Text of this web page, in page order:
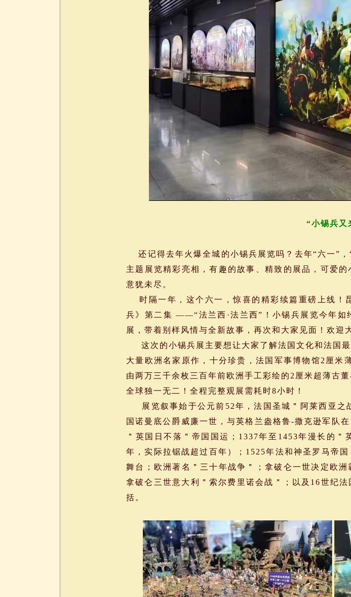
“小锡兵又
还记得去年火爆全城的小锡兵展览吗？去年“六一”
主题展览精彩亮相，有趣的故事、精致的展品，可爱
意犹未尽。
时隔一年，这个六一，惊喜的精彩续篇重磅上线！
兵》第二集 ——“法兰西·法兰西”！小锡兵展览今年如
展，带着别样风情与全新故事，再次和大家见面！欢迎
这次的小锡兵展主要想让大家了解法国文化和法国
大量欧洲名家原作，十分珍贵，法国军事博物馆2厘米
由两万三千余枚三百年前欧洲手工彩绘的2厘米超薄古
全球独一无二！全程完整观展需耗时8小时！
展览叙事始于公元前52年，法国圣城＂阿莱西亚之
国诺曼底公爵威廉一世，与英格兰盎格鲁-撒克逊军队
＂英国日不落＂帝国国运；1337年至1453年漫长的
年，实际拉锯战超过百年）；1525年法和神圣罗马帝
舞台；欧洲著名＂三十年战争＂；拿破仑一世决定欧
拿破仑三世意大利＂索尔费里诺会战＂；以及16世纪
括。